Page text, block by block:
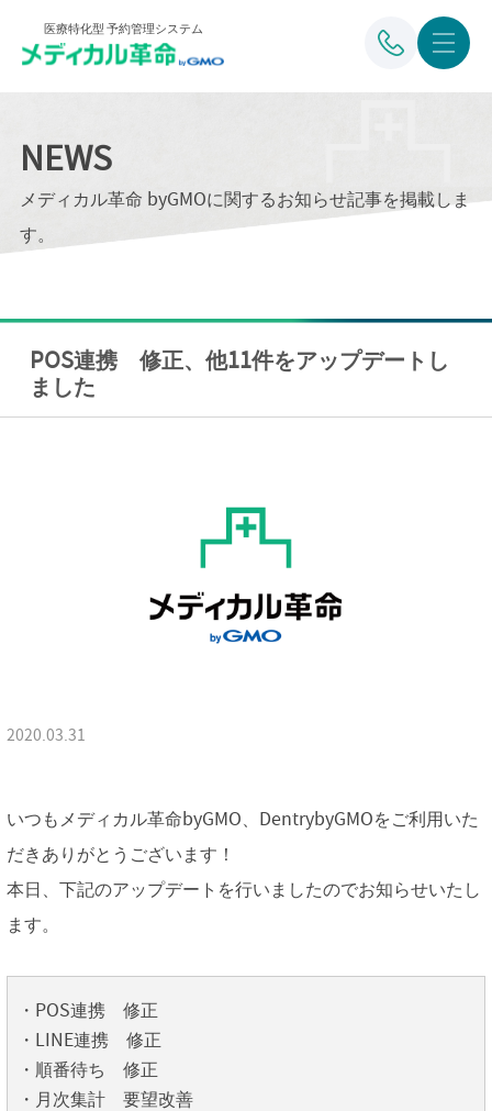
医療特化型 予約管理システム
NEWS
メディカル革命 byGMOに関するお知らせ記事を掲載しま
す。
POS連携 修正、他11件をアップデートし
ました
2020.03.31
いつもメディカル革命byGMO、DentrybyGMOをご利用いた
だきありがとうございます！
本日、下記のアップデートを行いましたのでお知らせいたし
ます。
・POS連携 修正
・LINE連携 修正
・順番待ち 修正
・月次集計 要望改善